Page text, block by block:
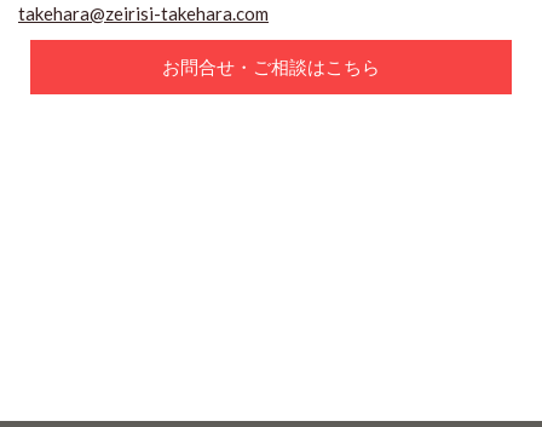
takehara@zeirisi-takehara.com
お問合せ・ご相談はこちら